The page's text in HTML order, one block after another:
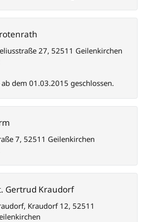
27, 52511 Geilenkirchen
dem 01.03.2015 geschlossen.
7, 52511 Geilenkirchen
Gertrud Kraudorf
Kraudorf 12, 52511